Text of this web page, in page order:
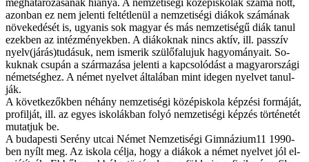
azon­ban ez nem je­len­ti fel­tét­le­nül a nem­ze­ti­sé­gi di­á­kok szá­má­nak
nö­ve­ke­dé­sét is, ugyan­is sok ma­gyar és más nem­ze­ti­sé­gű di­ák ta­nul
ezek­ben az in­téz­mé­nyek­ben. A di­á­kok­nak nincs ak­tív, ill. pas­­szív
nyelv(járás)­tudá­suk, nem is­me­rik szü­lő­fa­lu­juk ha­gyo­má­nya­it. So­
kuk­nak csu­pán a szár­ma­zá­sa je­len­ti a kap­cso­ló­dást a ma­gyar­or­szá­gi
né­met­ség­hez. A né­met nyel­vet ál­ta­lá­ban mint ide­gen nyel­vet ta­nul­
ják.
A kö­vet­ke­zők­ben né­hány nem­ze­ti­sé­gi kö­zép­is­ko­la kép­zé­si for­má­ját,
pro­fil­ját, ill. az egyes is­ko­lák­ban fo­lyó nem­ze­ti­sé­gi kép­zés tör­té­ne­tét
mu­tat­juk be.
A bu­da­pes­ti Se­rény ut­cai Né­met Nem­ze­ti­sé­gi Gim­náz­i­um11 1990-
ben nyílt meg. Az is­ko­la cél­ja, hogy a di­á­kok a né­met nyel­vet jól el­